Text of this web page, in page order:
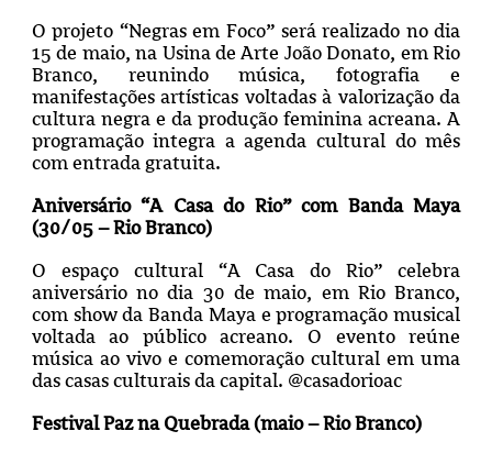
O projeto “Negras em Foco” será realizado no dia
15 de maio, na Usina de Arte João Donato, em Rio
Branco, reunindo música, fotografia e
manifestações artísticas voltadas à valorização da
cultura negra e da produção feminina acreana. A
programação integra a agenda cultural do mês
com entrada gratuita.
Aniversário “A Casa do Rio” com Banda Maya
(30/05 – Rio Branco)
O espaço cultural “A Casa do Rio” celebra
aniversário no dia 30 de maio, em Rio Branco,
com show da Banda Maya e programação musical
voltada ao público acreano. O evento reúne
música ao vivo e comemoração cultural em uma
das casas culturais da capital. @casadorioac
Festival Paz na Quebrada (maio – Rio Branco)